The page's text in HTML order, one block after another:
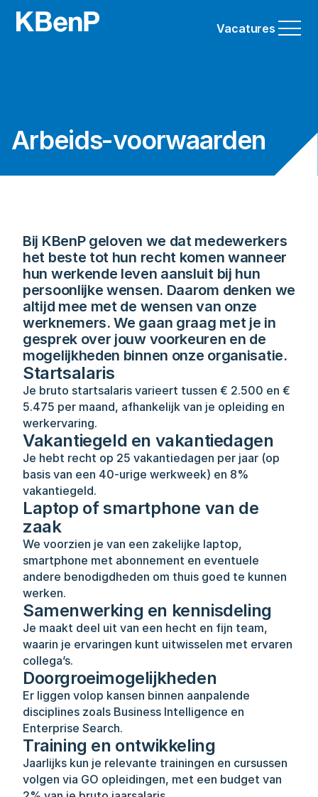
Vacatures
Arbeids-voorwaarden
Bij KBenP geloven we dat medewerkers
het beste tot hun recht komen wanneer
hun werkende leven aansluit bij hun
persoonlijke wensen. Daarom denken we
altijd mee met de wensen van onze
werknemers. We gaan graag met je in
gesprek over jouw voorkeuren en de
mogelijkheden binnen onze organisatie.
Startsalaris
Je bruto startsalaris varieert tussen € 2.500 en €
5.475 per maand, afhankelijk van je opleiding en
werkervaring.
Vakantiegeld en vakantiedagen
Je hebt recht op 25 vakantiedagen per jaar (op
basis van een 40-urige werkweek) en 8%
vakantiegeld.
Laptop of smartphone van de
zaak
We voorzien je van een zakelijke laptop,
smartphone met abonnement en eventuele
andere benodigdheden om thuis goed te kunnen
werken.
Samenwerking en kennisdeling
Je maakt deel uit van een hecht en fijn team,
waarin je ervaringen kunt uitwisselen met ervaren
collega’s.
Doorgroeimogelijkheden
Er liggen volop kansen binnen aanpalende
disciplines zoals Business Intelligence en
Enterprise Search.
Training en ontwikkeling
Jaarlijks kun je relevante trainingen en cursussen
volgen via GO opleidingen, met een budget van